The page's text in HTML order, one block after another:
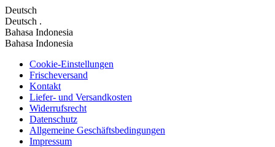
Deutsch
Deutsch .
Bahasa Indonesia
Bahasa Indonesia
Cookie-Einstellungen
Frischeversand
Kontakt
Liefer- und Versandkosten
Widerrufsrecht
Datenschutz
Allgemeine Geschäftsbedingungen
Impressum